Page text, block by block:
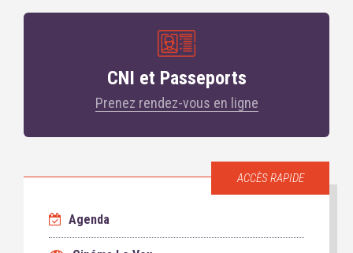
CNI et Passeports
Prenez rendez-vous en ligne
ACCÈS RAPIDE
Agenda